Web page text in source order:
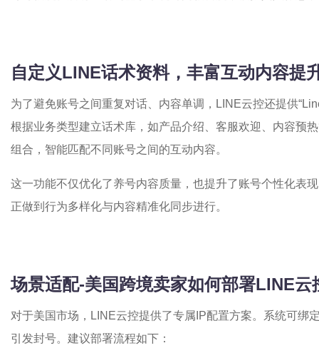
自定义LINE话术资料，丰富互动内容提
为了避免账号之间重复对话、内容单调，LINE云控还提供
根据业务类型建立话术库，如产品介绍、客服欢迎、内容预
组合，智能匹配不同账号之间的互动内容。
这一功能不仅优化了养号内容质量，也提升了账号个性化表
正做到行为多样化与内容精准化同步进行。
场景适配-美国跨境卖家如何部署LINE云
对于美国市场，LINE云控提供了专属IP配置方案。系统可绑
引发封号。建议部署流程如下：